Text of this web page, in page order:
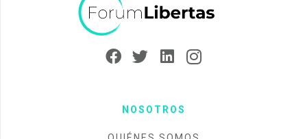
NOSOTROS